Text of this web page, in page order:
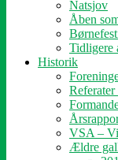
Natsjov
Åben
Tidligere
Historik
VSA –
Ældre